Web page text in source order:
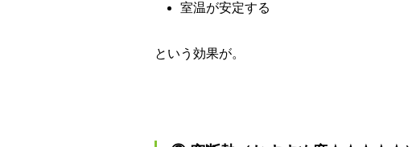
室温が安定する
という効果が。